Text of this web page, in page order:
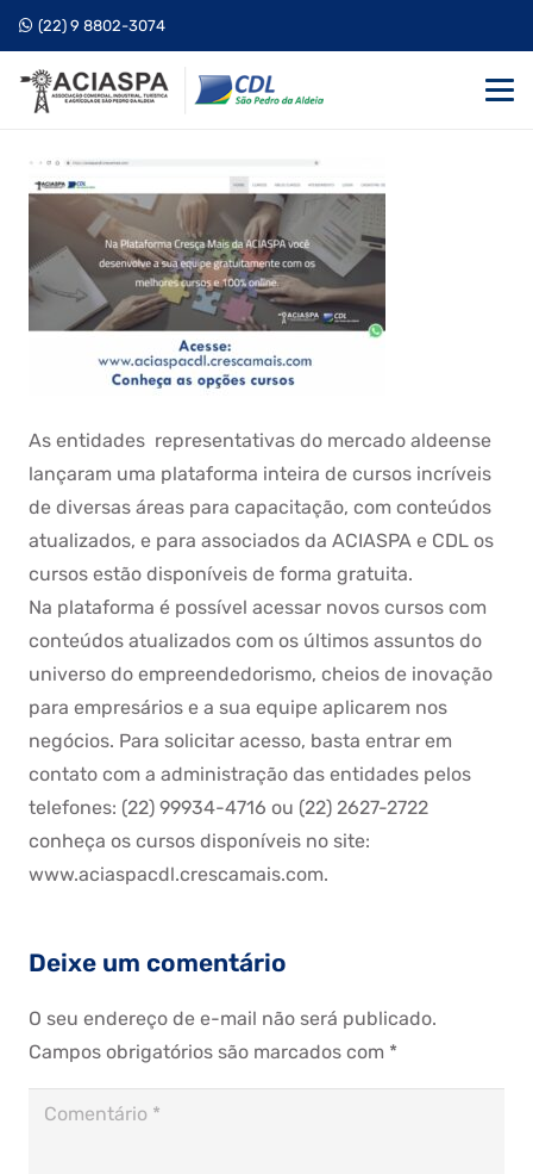
(22) 9 8802-3074
As entidades representativas do mercado aldeense
lançaram uma plataforma inteira de cursos incríveis
de diversas áreas para capacitação, com conteúdos
atualizados, e para associados da ACIASPA e CDL os
cursos estão disponíveis de forma gratuita.
Na plataforma é possível acessar novos cursos com
conteúdos atualizados com os últimos assuntos do
universo do empreendedorismo, cheios de inovação
para empresários e a sua equipe aplicarem nos
negócios. Para solicitar acesso, basta entrar em
contato com a administração das entidades pelos
telefones: (22) 99934-4716 ou (22) 2627-2722
conheça os cursos disponíveis no site:
www.aciaspacdl.crescamais.com.
Deixe um comentário
O seu endereço de e-mail não será publicado.
Campos obrigatórios são marcados com *